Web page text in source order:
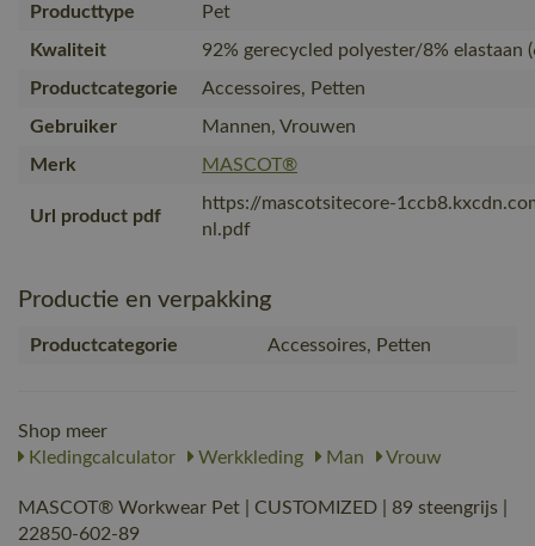
Producttype
Pet
Kwaliteit
92% gerecycled polyester/8% elastaan
Productcategorie
Accessoires, Petten
Gebruiker
Mannen, Vrouwen
Merk
MASCOT®
Url product pdf
https://mascotsitecore-
nl.pdf
Productie en verpakking
Productcategorie Accessoires, Petten
Shop meer
Kledingcalculator
Werkkleding Man Vrouw
MASCOT® Workwear Pet | CUSTOMIZED | 89 steengrijs |
22850-602-89